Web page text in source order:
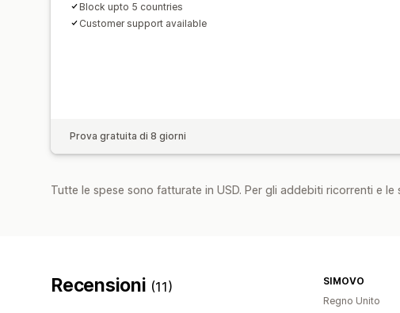
Block upto 5 countries
Customer support available
Prova gratuita di 8 giorni
Tutte le spese sono fatturate in USD. Per gli addebiti ricorrenti e
Recensioni (11)
SIMOVO
Regno Unito